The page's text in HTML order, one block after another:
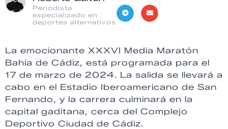
Periodista
especializado en
deportes alternativos
La emocionante XXXVI Media Maratón
Bahía de Cádiz, está programada para el
17 de marzo de 2024. La salida se llevará a
cabo en el Estadio Iberoamericano de San
Fernando, y la carrera culminará en la
capital gaditana, cerca del Complejo
Deportivo Ciudad de Cádiz.